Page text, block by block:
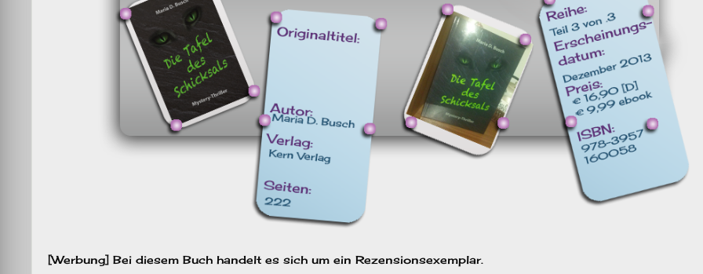
[Werbung] Bei diesem Buch handelt es sich um ein Rezensionsexemplar.